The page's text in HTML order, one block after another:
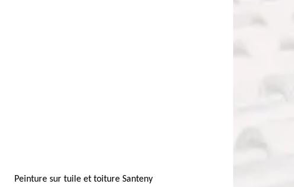
Peinture sur tuile et toiture Santeny